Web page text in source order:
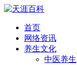
首页
网络资讯
养生文化
中医养生